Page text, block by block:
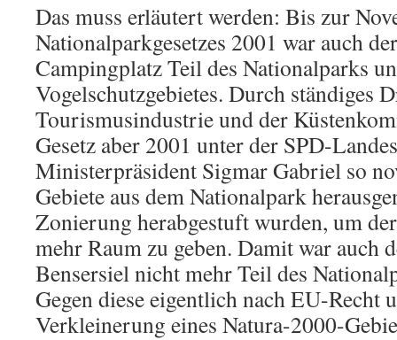
Das muss erläutert werden: Bis zur
Nationalparkgesetzes 2001 war auch
Campingplatz Teil des Nationalparks
Vogelschutzgebietes. Durch ständiges
Tourismusindustrie und der
Gesetz aber 2001 unter der SPD-
Ministerpräsident Sigmar Gabriel so
Gebiete aus dem Nationalpark
Zonierung herabgestuft wurden, um
mehr Raum zu geben. Damit war auch
Bensersiel nicht mehr Teil des
Gegen diese eigentlich nach EU-Recht
Verkleinerung eines Natura-2000-